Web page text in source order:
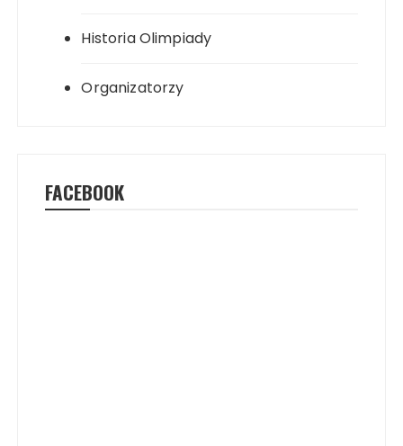
Historia Olimpiady
Organizatorzy
FACEBOOK